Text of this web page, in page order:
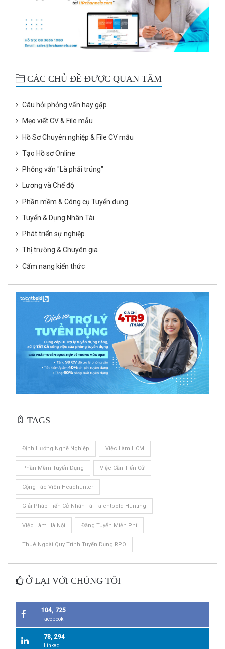
CÁC CHỦ ĐỀ ĐƯỢC QUAN TÂM
Câu hỏi phỏng vấn hay gặp
Mẹo viết CV & File mẫu
Hồ Sơ Chuyên nghiệp & File CV mẫu
Tạo Hồ sơ Online
Phỏng vấn "Là phải trúng"
Lương và Chế độ
Phần mềm & Công cụ Tuyển dụng
Tuyển & Dụng Nhân Tài
Phát triển sự nghiệp
Thị trường & Chuyên gia
Cẩm nang kiến thức
TAGS
Định Hướng Nghề Nghiệp Việc Làm HCM
Phần Mềm Tuyển Dụng Việc Cần Tiến Cử
Cộng Tác Viên Headhunter
Giải Pháp Tiến Cử Nhân Tài Talentbold-Hunting
Việc Làm Hà Nội Đăng Tuyển Miễn Phí
Thuê Ngoài Quy Trình Tuyển Dụng RPO
Ở LẠI VỚI CHÚNG TÔI
104, 725
Facebook
78, 294
Linked